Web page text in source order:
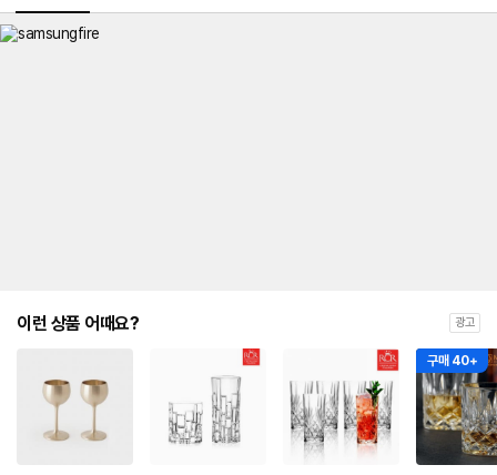
이런 상품 어때요? 광고
구매 40+